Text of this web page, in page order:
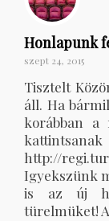
Honlapunk
szept 24, 2015
Tisztelt
áll. Ha
korábban a
http://
Igyekszünk
is az új
türelmüket!